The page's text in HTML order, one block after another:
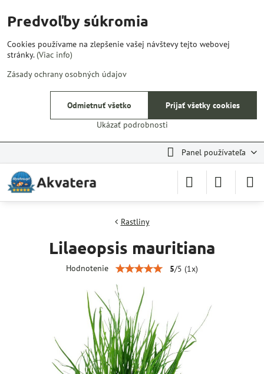
Panel používateľa
Rastliny
Lilaeopsis mauritiana
Hodnotenie 5/5 (1x)
Predvoľby súkromia
Cookies používame na zlepšenie vašej návštevy tejto webovej
stránky.(Viac info)
Zásady ochrany osobných údajov
Ukázať podrobnosti
Prijať všetky cookies
Odmietnuť všetko